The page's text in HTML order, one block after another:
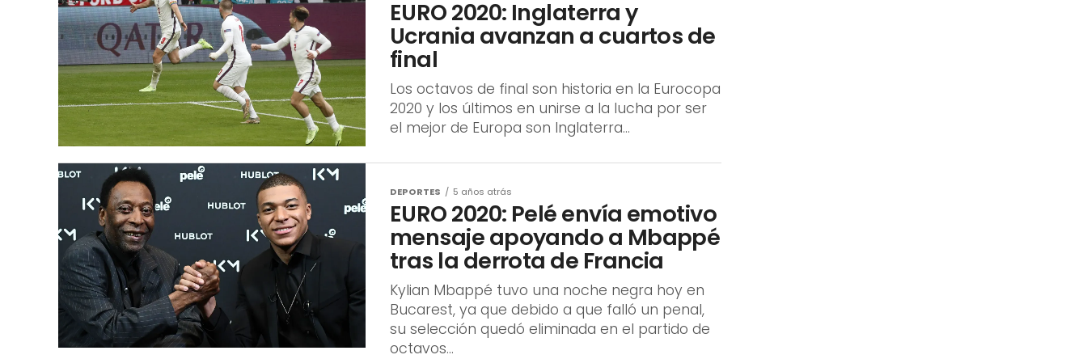
Los octavos de final son historia en la Eurocopa
2020 y los últimos en unirse a la lucha por ser
el mejor de Europa son Inglaterra...
DEPORTES 5 años atrás
EURO 2020: Pelé envía emotivo
mensaje apoyando a Mbappé
tras la derrota de Francia
Kylian Mbappé tuvo una noche negra hoy en
Bucarest, ya que debido a que falló un penal,
su selección quedó eliminada en el partido de
octavos...